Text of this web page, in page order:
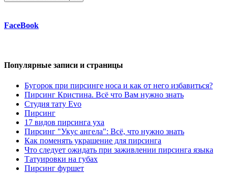
FaceBook
Популярные записи и страницы
Бугорок при пирсинге носа и как от него избавиться?
Пирсинг Кристина. Всё что Вам нужно знать
Студия тату Evo
Пирсинг
17 видов пирсинга уха
Пирсинг "Укус ангела": Всё, что нужно знать
Как поменять украшение для пирсинга
Что следует ожидать при заживлении пирсинга языка
Татуировки на губах
Пирсинг фуршет